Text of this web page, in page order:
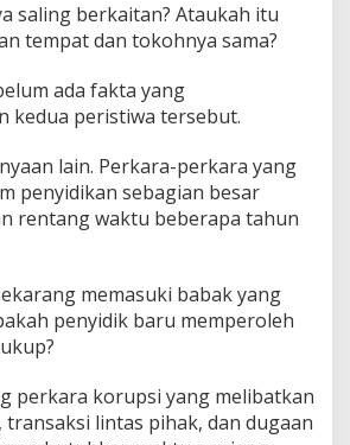
saling berkaitan? Ataukah itu
tempat dan tokohnya sama?
ada fakta yang
kedua peristiwa tersebut.
lain. Perkara-perkara yang
penyidikan sebagian besar
rentang waktu beberapa tahun
memasuki babak yang
penyidik baru memperoleh
perkara korupsi yang melibatkan
lintas pihak, dan dugaan